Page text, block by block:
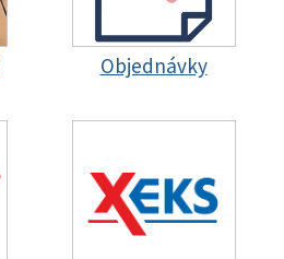
Objednávky